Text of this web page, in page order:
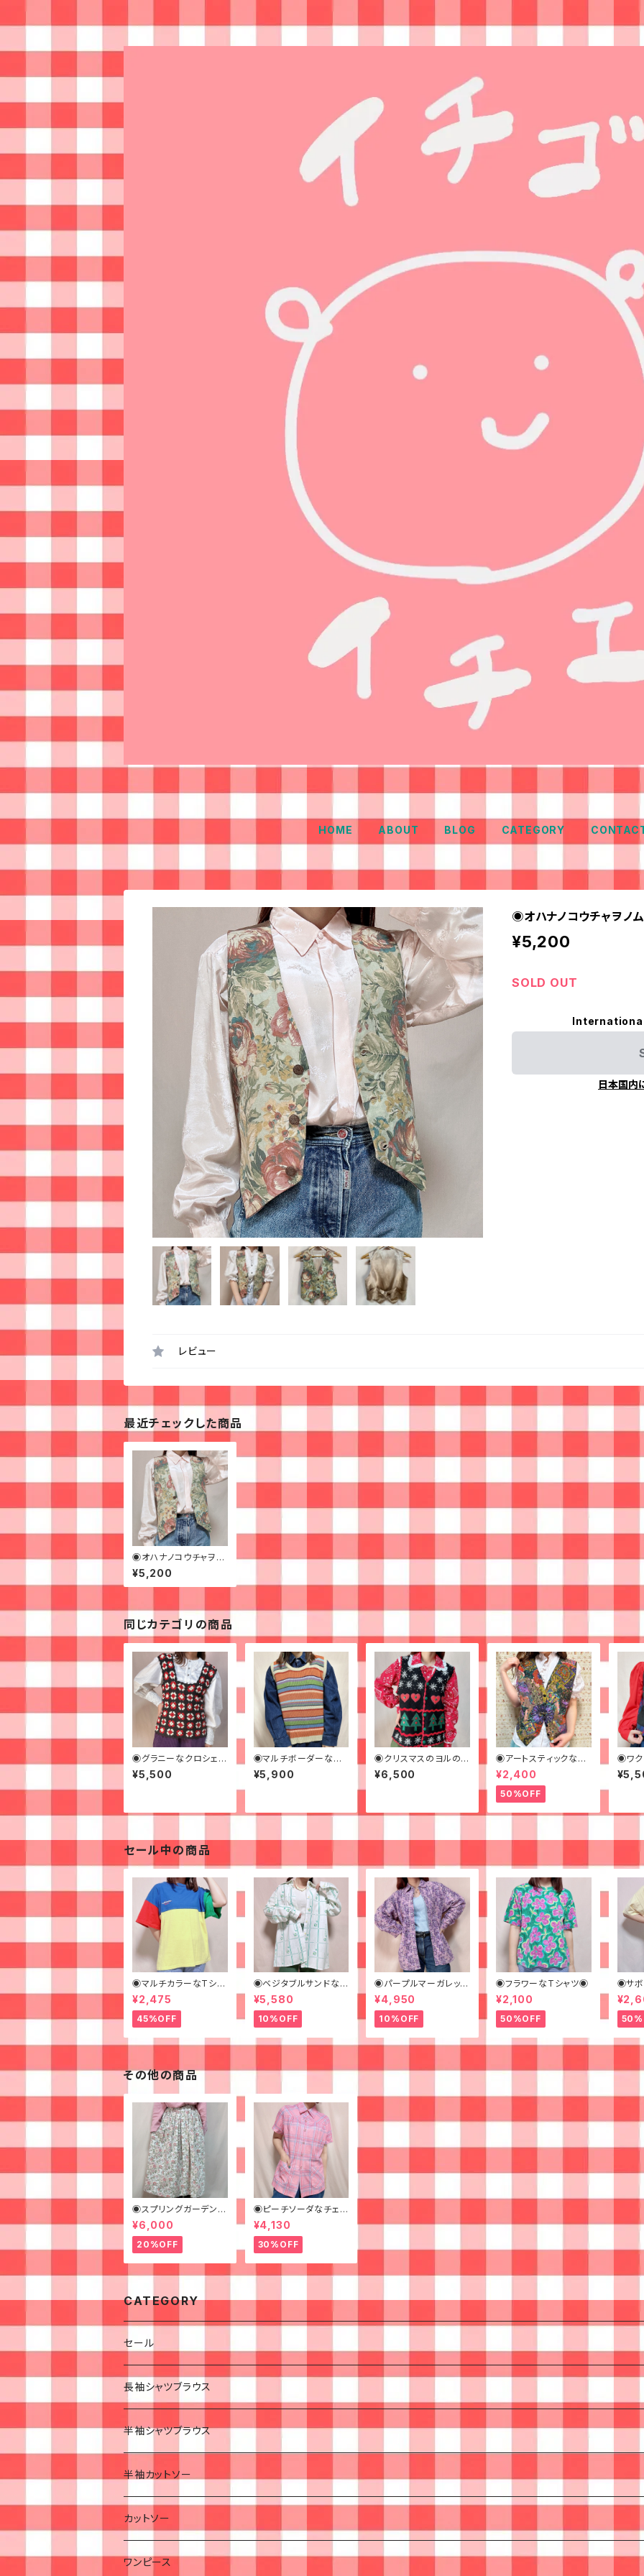
HOME ABOUT BLOG CATEGORY
◉オハナノコウチャヲノ
¥5,200
SOLD OUT
日本国内
レビュー
最近チェックした商品
◉オハナノコウチャヲノ
ムハルなベスト◉
¥5,200
同じカテゴリの商品
◉グラニーなクロシェビ
スチェ◉古着
¥5,500
◉マルチボーダーなニ
ットベスト◉古着
¥5,900
◉クリスマスのヨルのシ
シュウベスト◉古着
¥6,500
◉アートスティックなス
パンコールベスト◉ 古
着 ビーズ
¥2,400
50%OFF
◉ワク
チェ
セール中の商品
◉マルチカラーなTシャ
ツ◉
¥2,475
45%OFF
◉ベジタブルサンドなビ
ッグシャツ◉ 古着 柄シ
ャツ 70s 緑 幾何学模
様
¥5,580
10%OFF
◉パープルマーガレット
なシャツ◉ 古着 花柄
紫
¥4,950
10%OFF
◉フラワーなTシャツ◉
¥2,100
50%OFF
◉サ
その他の商品
◉スプリングガーデンな
ロングスカート◉ 古着
花柄 クリーム ピンク 春
¥6,000
20%OFF
◉ピーチソーダなチェッ
クピンクシャツ◉古
着 半袖シャツ
¥4,130
30%OFF
CATEGORY
セール
長袖シャツブラウス
半袖シャツブラウス
半袖カットソー
カットソー
ワンピース